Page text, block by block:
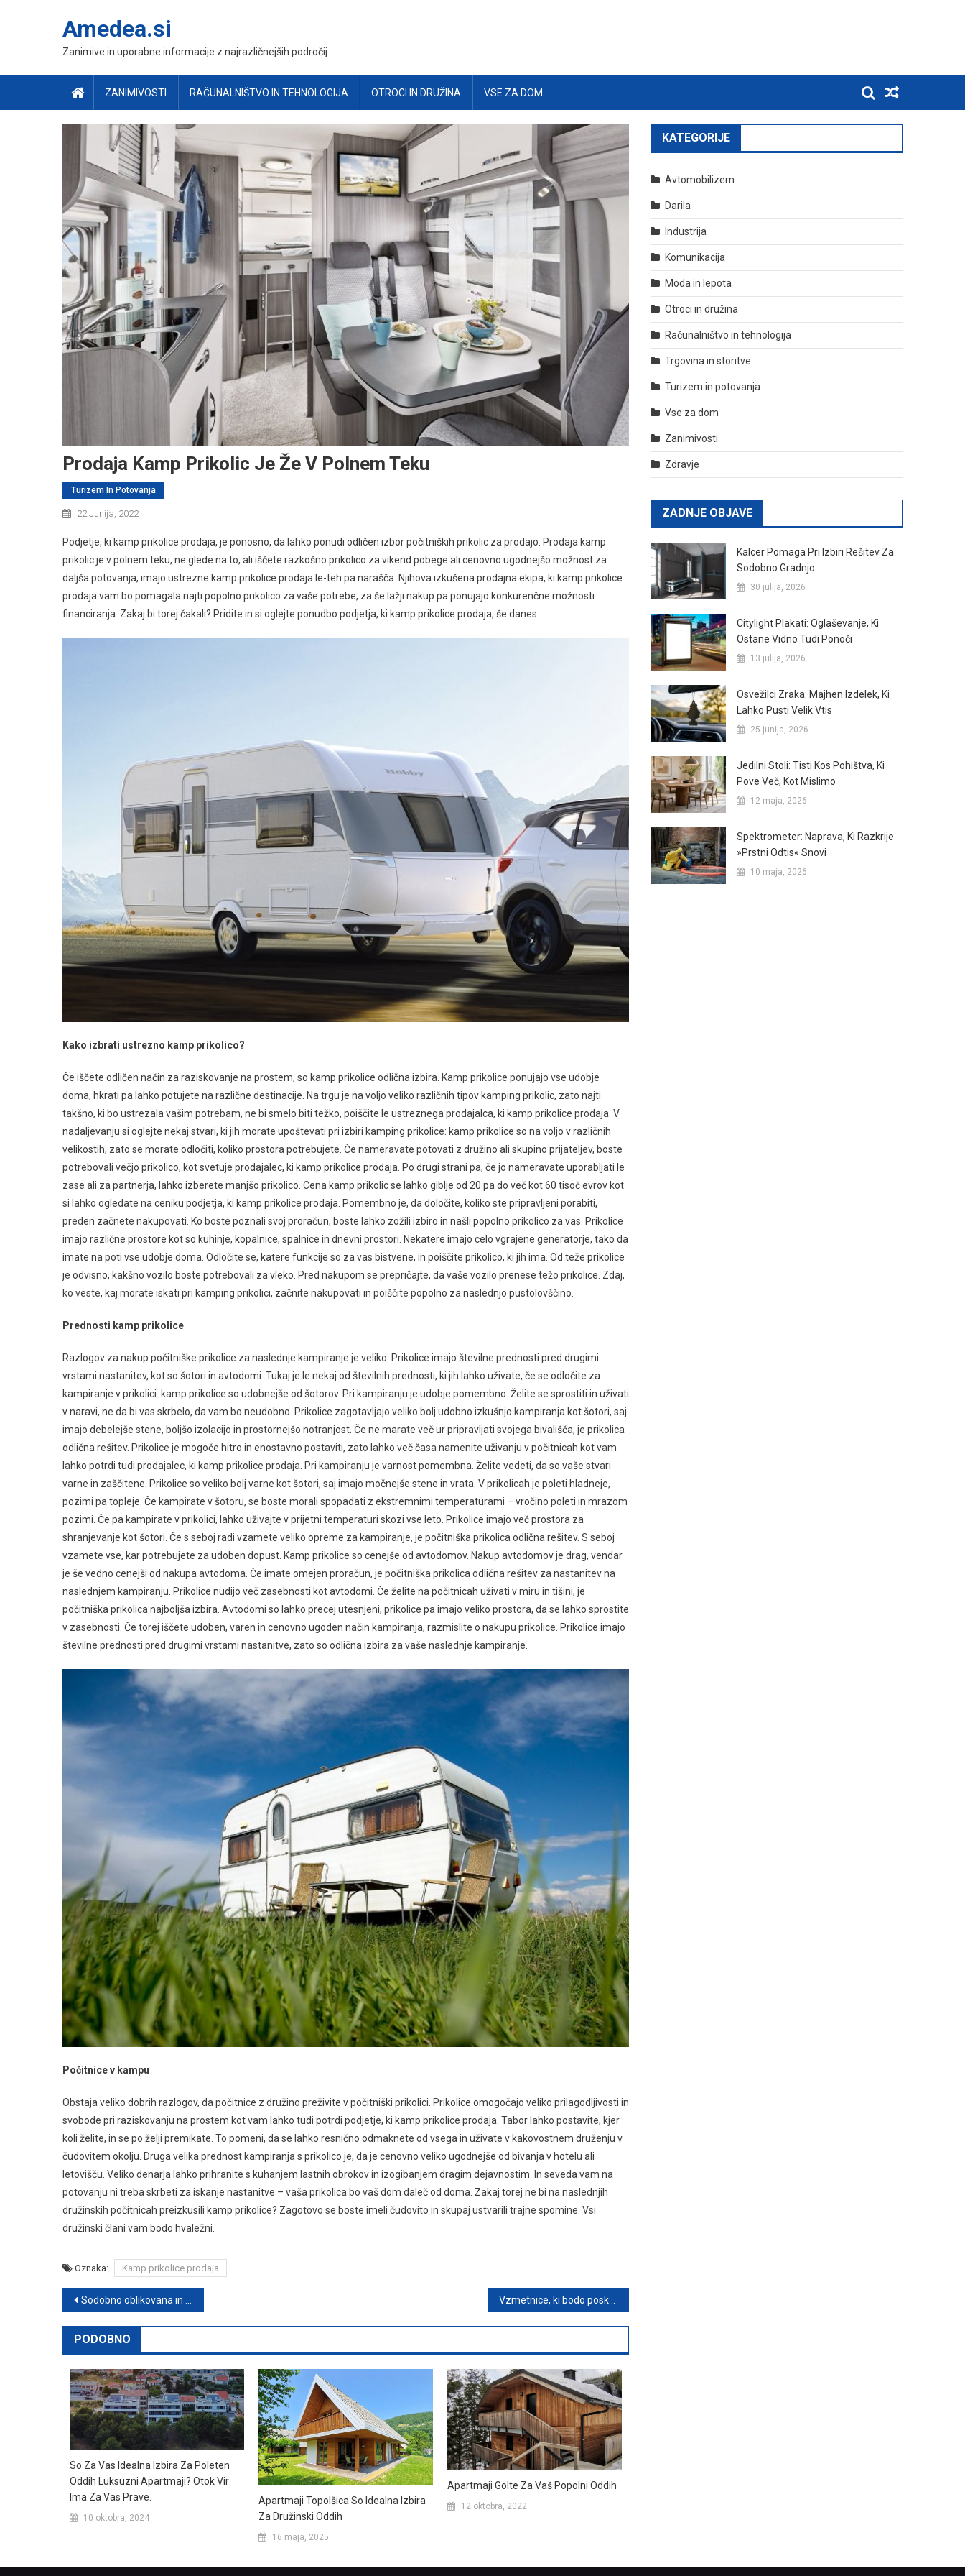
Amedea.si
Zanimive in uporabne informacije z najrazličnejših področij
ZANIMIVOSTI RAČUNALNIŠTVO IN TEHNOLOGIJA OTROCI IN DRUŽINA VSE ZA DOM
Prodaja Kamp Prikolic Je Že V Polnem Teku
Turizem In Potovanja
22 Junija, 2022
Podjetje, ki kamp prikolice prodaja, je ponosno, da lahko ponudi odličen izbor počitniških prikolic za prodajo. Prodaja kamp
prikolic je v polnem teku, ne glede na to, ali iščete razkošno prikolico za vikend pobege ali cenovno ugodnejšo možnost za
daljša potovanja, imajo ustrezne kamp prikolice prodaja le-teh pa narašča. Njihova izkušena prodajna ekipa, ki kamp prikolice
prodaja vam bo pomagala najti popolno prikolico za vaše potrebe, za še lažji nakup pa ponujajo konkurenčne možnosti
financiranja. Zakaj bi torej čakali? Pridite in si oglejte ponudbo podjetja, ki kamp prikolice prodaja, še danes.
Kako izbrati ustrezno kamp prikolico?
Če iščete odličen način za raziskovanje na prostem, so kamp prikolice odlična izbira. Kamp prikolice ponujajo vse udobje
doma, hkrati pa lahko potujete na različne destinacije. Na trgu je na voljo veliko različnih tipov kamping prikolic, zato najti
takšno, ki bo ustrezala vašim potrebam, ne bi smelo biti težko, poiščite le ustreznega prodajalca, ki kamp prikolice prodaja. V
nadaljevanju si oglejte nekaj stvari, ki jih morate upoštevati pri izbiri kamping prikolice: kamp prikolice so na voljo v različnih
velikostih, zato se morate odločiti, koliko prostora potrebujete. Če nameravate potovati z družino ali skupino prijateljev, boste
potrebovali večjo prikolico, kot svetuje prodajalec, ki kamp prikolice prodaja. Po drugi strani pa, če jo nameravate uporabljati le
zase ali za partnerja, lahko izberete manjšo prikolico. Cena kamp prikolic se lahko giblje od 20 pa do več kot 60 tisoč evrov kot
si lahko ogledate na ceniku podjetja, ki kamp prikolice prodaja. Pomembno je, da določite, koliko ste pripravljeni porabiti,
preden začnete nakupovati. Ko boste poznali svoj proračun, boste lahko zožili izbiro in našli popolno prikolico za vas. Prikolice
imajo različne prostore kot so kuhinje, kopalnice, spalnice in dnevni prostori. Nekatere imajo celo vgrajene generatorje, tako da
imate na poti vse udobje doma. Odločite se, katere funkcije so za vas bistvene, in poiščite prikolico, ki jih ima. Od teže prikolice
je odvisno, kakšno vozilo boste potrebovali za vleko. Pred nakupom se prepričajte, da vaše vozilo prenese težo prikolice. Zdaj,
ko veste, kaj morate iskati pri kamping prikolici, začnite nakupovati in poiščite popolno za naslednjo pustolovščino.
Prednosti kamp prikolice
Razlogov za nakup počitniške prikolice za naslednje kampiranje je veliko. Prikolice imajo številne prednosti pred drugimi
vrstami nastanitev, kot so šotori in avtodomi. Tukaj je le nekaj od številnih prednosti, ki jih lahko uživate, če se odločite za
kampiranje v prikolici: kamp prikolice so udobnejše od šotorov. Pri kampiranju je udobje pomembno. Želite se sprostiti in uživati
v naravi, ne da bi vas skrbelo, da vam bo neudobno. Prikolice zagotavljajo veliko bolj udobno izkušnjo kampiranja kot šotori, saj
imajo debelejše stene, boljšo izolacijo in prostornejšo notranjost. Če ne marate več ur pripravljati svojega bivališča, je prikolica
odlična rešitev. Prikolice je mogoče hitro in enostavno postaviti, zato lahko več časa namenite uživanju v počitnicah kot vam
lahko potrdi tudi prodajalec, ki kamp prikolice prodaja. Pri kampiranju je varnost pomembna. Želite vedeti, da so vaše stvari
varne in zaščitene. Prikolice so veliko bolj varne kot šotori, saj imajo močnejše stene in vrata. V prikolicah je poleti hladneje,
pozimi pa topleje. Če kampirate v šotoru, se boste morali spopadati z ekstremnimi temperaturami – vročino poleti in mrazom
pozimi. Če pa kampirate v prikolici, lahko uživajte v prijetni temperaturi skozi vse leto. Prikolice imajo več prostora za
shranjevanje kot šotori. Če s seboj radi vzamete veliko opreme za kampiranje, je počitniška prikolica odlična rešitev. S seboj
vzamete vse, kar potrebujete za udoben dopust. Kamp prikolice so cenejše od avtodomov. Nakup avtodomov je drag, vendar
je še vedno cenejši od nakupa avtodoma. Če imate omejen proračun, je počitniška prikolica odlična rešitev za nastanitev na
naslednjem kampiranju. Prikolice nudijo več zasebnosti kot avtodomi. Če želite na počitnicah uživati v miru in tišini, je
počitniška prikolica najboljša izbira. Avtodomi so lahko precej utesnjeni, prikolice pa imajo veliko prostora, da se lahko sprostite
v zasebnosti. Če torej iščete udoben, varen in cenovno ugoden način kampiranja, razmislite o nakupu prikolice. Prikolice imajo
številne prednosti pred drugimi vrstami nastanitve, zato so odlična izbira za vaše naslednje kampiranje.
Počitnice v kampu
Obstaja veliko dobrih razlogov, da počitnice z družino preživite v počitniški prikolici. Prikolice omogočajo veliko prilagodljivosti in
svobode pri raziskovanju na prostem kot vam lahko tudi potrdi podjetje, ki kamp prikolice prodaja. Tabor lahko postavite, kjer
koli želite, in se po želji premikate. To pomeni, da se lahko resnično odmaknete od vsega in uživate v kakovostnem druženju v
čudovitem okolju. Druga velika prednost kampiranja s prikolico je, da je cenovno veliko ugodnejše od bivanja v hotelu ali
letovišču. Veliko denarja lahko prihranite s kuhanjem lastnih obrokov in izogibanjem dragim dejavnostim. In seveda vam na
potovanju ni treba skrbeti za iskanje nastanitve – vaša prikolica bo vaš dom daleč od doma. Zakaj torej ne bi na naslednjih
družinskih počitnicah preizkusili kamp prikolice? Zagotovo se boste imeli čudovito in skupaj ustvarili trajne spomine. Vsi
družinski člani vam bodo hvaležni.
Oznaka: Kamp prikolice prodaja
Navigacija
prispevka
Sodobno oblikovana in zelo kakovostna PVC okna Vzmetnice, ki bodo poskrbele za dober spanec
PODOBNO
So Za Vas Idealna Izbira Za Poleten
Oddih Luksuzni Apartmaji? Otok Vir
Ima Za Vas Prave.
10 oktobra, 2024
Apartmaji Topolšica So Idealna Izbira
Za Družinski Oddih
16 maja, 2025
Apartmaji Golte Za Vaš Popolni Oddih
12 oktobra, 2022
KATEGORIJE
Avtomobilizem
Darila
Industrija
Komunikacija
Moda in lepota
Otroci in družina
Računalništvo in tehnologija
Trgovina in storitve
Turizem in potovanja
Vse za dom
Zanimivosti
Zdravje
ZADNJE OBJAVE
Kalcer Pomaga Pri Izbiri Rešitev Za
Sodobno Gradnjo
30 julija, 2026
Citylight Plakati: Oglaševanje, Ki
Ostane Vidno Tudi Ponoči
13 julija, 2026
Osvežilci Zraka: Majhen Izdelek, Ki
Lahko Pusti Velik Vtis
25 junija, 2026
Jedilni Stoli: Tisti Kos Pohištva, Ki
Pove Več, Kot Mislimo
12 maja, 2026
Spektrometer: Naprava, Ki Razkrije
»prstni Odtis« Snovi
10 maja, 2026